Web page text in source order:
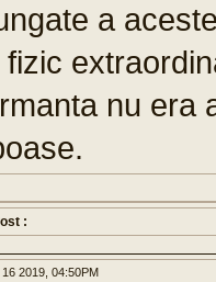
a
fizic
nu era
:
2019, 04:50PM